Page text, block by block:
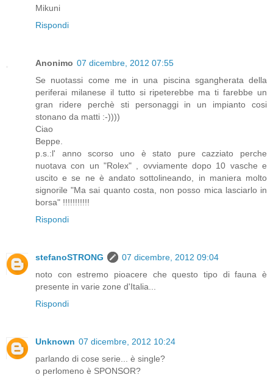
Mikuni
Rispondi
Anonimo 07 dicembre, 2012 07:55
Se nuotassi come me in una piscina sgangherata della
periferai milanese il tutto si ripeterebbe ma ti farebbe un
gran ridere perchè sti personaggi in un impianto cosi
stonano da matti :-))))
Ciao
Beppe.
p.s.:l' anno scorso uno è stato pure cazziato perche
nuotava con un "Rolex" , ovviamente dopo 10 vasche e
uscito e se ne è andato sottolineando, in maniera molto
signorile "Ma sai quanto costa, non posso mica lasciarlo in
borsa" !!!!!!!!!!!
Rispondi
stefanoSTRONG
07 dicembre, 2012 09:04
noto con estremo pioacere che questo tipo di fauna è
presente in varie zone d'Italia...
Rispondi
Unknown 07 dicembre, 2012 10:24
parlando di cose serie... è single?
o perlomeno è SPONSOR?